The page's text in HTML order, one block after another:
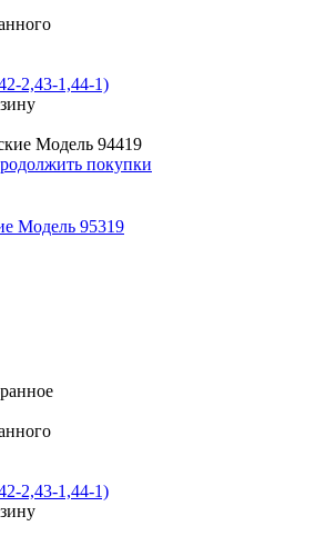
2,43-1,44-1)
покупки
Модель 95319
2,43-1,44-1)